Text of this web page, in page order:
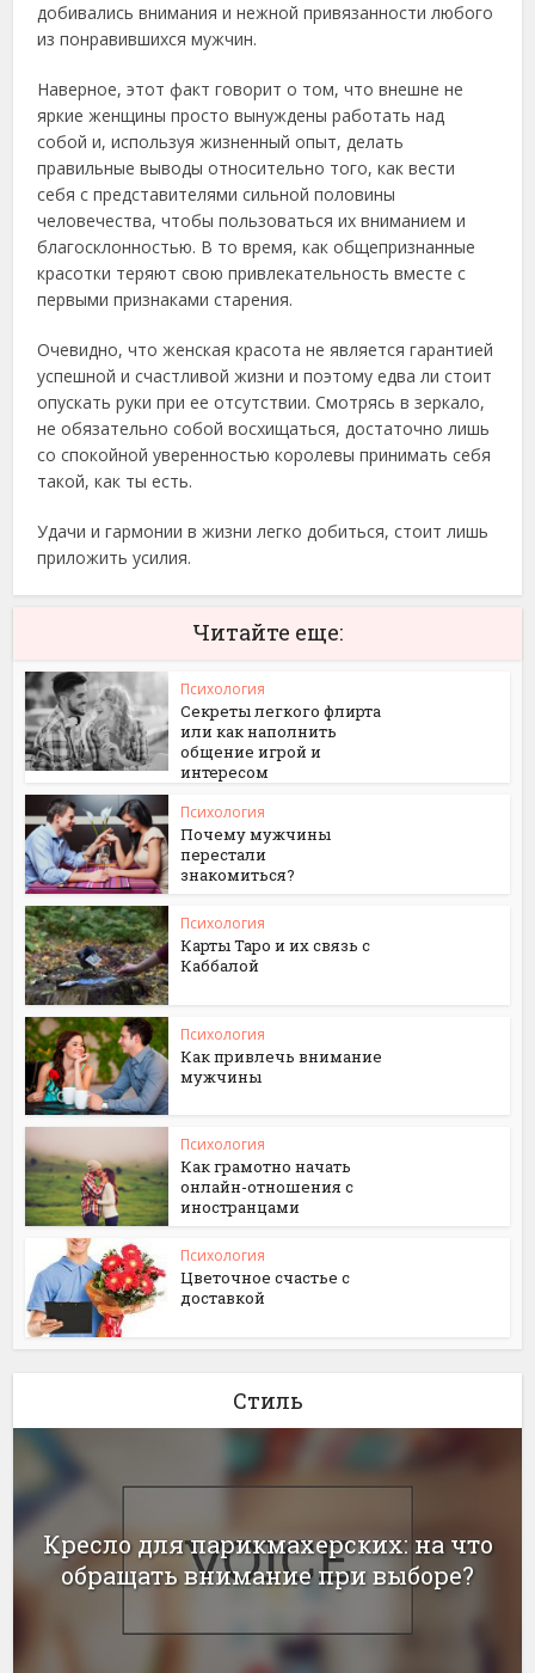
добивались внимания и нежной привязанности любого
из понравившихся мужчин.
Наверное, этот факт говорит о том, что внешне не
яркие женщины просто вынуждены работать над
собой и, используя жизненный опыт, делать
правильные выводы относительно того, как вести
себя с представителями сильной половины
человечества, чтобы пользоваться их вниманием и
благосклонностью. В то время, как общепризнанные
красотки теряют свою привлекательность вместе с
первыми признаками старения.
Очевидно, что женская красота не является гарантией
успешной и счастливой жизни и поэтому едва ли стоит
опускать руки при ее отсутствии. Смотрясь в зеркало,
не обязательно собой восхищаться, достаточно лишь
со спокойной уверенностью королевы принимать себя
такой, как ты есть.
Удачи и гармонии в жизни легко добиться, стоит лишь
приложить усилия.
Читайте еще:
Психология
Секреты легкого флирта
или как наполнить
общение игрой и
интересом
Психология
Почему мужчины
перестали
знакомиться?
Психология
Карты Таро и их связь с
Каббалой
Психология
Как привлечь внимание
мужчины
Психология
Как грамотно начать
онлайн-отношения с
иностранцами
Психология
Цветочное счастье с
доставкой
Стиль
Кресло для парикмахерских: на что
обращать внимание при выборе?